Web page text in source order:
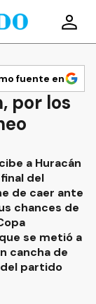
fuente en
por los
a Huracán
del
de caer ante
chances de
se metió a
cancha de
partido